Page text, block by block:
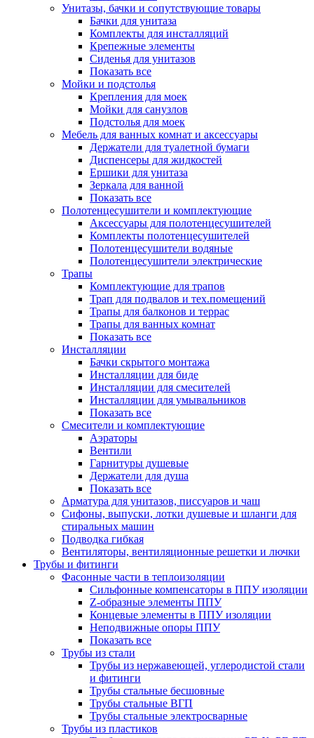
Унитазы, бачки и сопутствующие товары
Бачки для унитаза
Комплекты для инсталляций
Крепежные элементы
Сиденья для унитазов
Показать все
Мойки и подстолья
Крепления для моек
Мойки для санузлов
Подстолья для моек
Мебель для ванных комнат и аксессуары
Держатели для туалетной бумаги
Диспенсеры для жидкостей
Ершики для унитаза
Зеркала для ванной
Показать все
Полотенцесушители и комплектующие
Аксессуары для полотенцесушителей
Комплекты полотенцесушителей
Полотенцесушители водяные
Полотенцесушители электрические
Трапы
Комплектующие для трапов
Трап для подвалов и тех.помещений
Трапы для балконов и террас
Трапы для ванных комнат
Показать все
Инсталляции
Бачки скрытого монтажа
Инсталляции для биде
Инсталляции для смесителей
Инсталляции для умывальников
Показать все
Смесители и комплектующие
Аэраторы
Вентили
Гарнитуры душевые
Держатели для душа
Показать все
Арматура для унитазов, писсуаров и чаш
Сифоны, выпуски, лотки душевые и шланги для
стиральных машин
Подводка гибкая
Вентиляторы, вентиляционные решетки и лючки
Трубы и фитинги
Фасонные части в теплоизоляции
Cильфонные компенсаторы в ППУ изоляции
Z-образные элементы ППУ
Концевые элементы в ППУ изоляции
Неподвижные опоры ППУ
Показать все
Трубы из стали
Трубы из нержавеющей, углеродистой стали
и фитинги
Трубы стальные бесшовные
Трубы стальные ВГП
Трубы стальные электросварные
Трубы из пластиков